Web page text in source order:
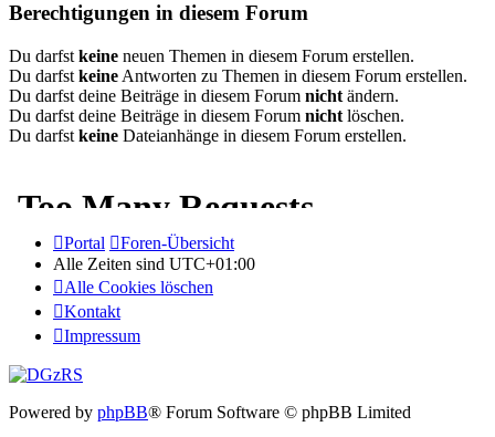
Berechtigungen in diesem Forum
Du darfst keine neuen Themen in diesem Forum erstellen.
Du darfst keine Antworten zu Themen in diesem Forum erstellen.
Du darfst deine Beiträge in diesem Forum nicht ändern.
Du darfst deine Beiträge in diesem Forum nicht löschen.
Du darfst keine Dateianhänge in diesem Forum erstellen.
Portal
Foren-Übersicht
Alle Zeiten sind UTC+01:00
Alle Cookies löschen
Kontakt
Impressum
Powered by phpBB® Forum Software © phpBB Limited